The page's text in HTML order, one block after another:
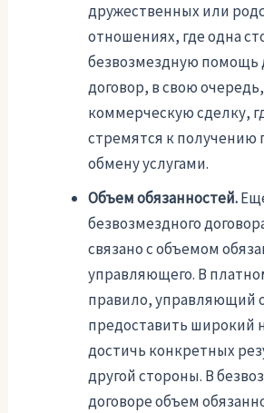
дружественных или
отношениях, где одна
безвозмездную помощь
договор, в свою
коммерческую сделку,
стремятся к
обмену услугами.
Объем обязанностей.
безвозмездного
связано с объемом
управляющего. В
правило, управляющий
предоставить широкий
достичь конкретных
другой стороны. В
договоре объем